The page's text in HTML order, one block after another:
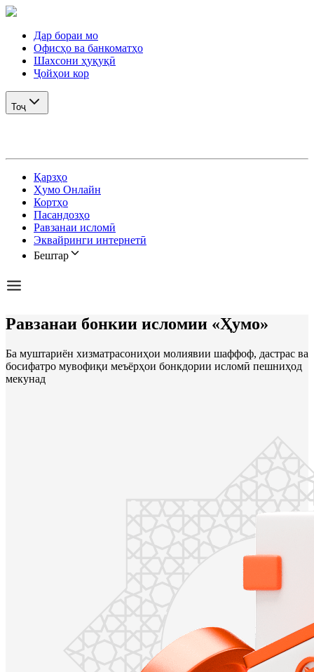
Дар бораи мо
Офисҳо ва банкоматҳо
Шахсони ҳуқуқӣ
Ҷойҳои кор
Тоҷ
Қарзҳо
Ҳумо Онлайн
Кортҳо
Пасандозҳо
Равзанаи исломӣ
Эквайринги интернетӣ
Бештар
Равзанаи бонкии исломии «Ҳумо»
Ба муштариён хизматрасониҳои молиявии шаффоф, дастрас ва
босифатро мувофиқи меъёрҳои бонкдории исломӣ пешниҳод
мекунад